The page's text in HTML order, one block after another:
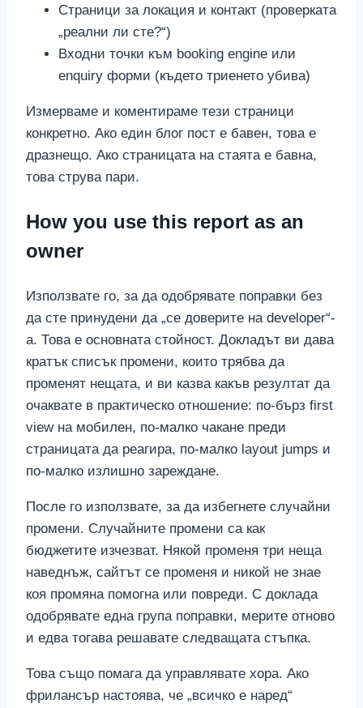
Страници за локация и контакт (проверката
„реални ли сте?“)
Входни точки към booking engine или
enquiry форми (където триенето убива)
Измерваме и коментираме тези страници
конкретно. Ако един блог пост е бавен, това е
дразнещо. Ако страницата на стаята е бавна,
това струва пари.
How you use this report as an
owner
Използвате го, за да одобрявате поправки без
да сте принудени да „се доверите на developer“-
a. Това е основната стойност. Докладът ви дава
кратък списък промени, които трябва да
променят нещата, и ви казва какъв резултат да
очаквате в практическо отношение: по-бърз first
view на мобилен, по-малко чакане преди
страницата да реагира, по-малко layout jumps и
по-малко излишно зареждане.
После го използвате, за да избегнете случайни
промени. Случайните промени са как
бюджетите изчезват. Някой променя три неща
наведнъж, сайтът се променя и никой не знае
коя промяна помогна или повреди. С доклада
одобрявате една група поправки, мерите отново
и едва тогава решавате следващата стъпка.
Това също помага да управлявате хора. Ако
фрилансър настоява, че „всичко е наред“